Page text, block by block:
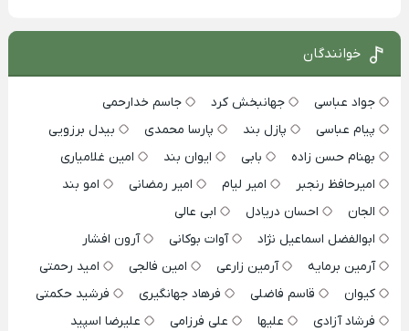
خوانندگان
جواد عباسی جهانبخش کرد
جاسم خدارحمی
پیام عباسی
پازل بند پارسا محمدی
بیدل برزویی
بهنام حسن زاده
بابی ایوان بند
امین غلامیاری
امیرحافظ رنجبر
امیر لیام امیر رمضانی
امو بند
الجان
احسان دریادل
ابی عالی
ابوالفضل اسماعیل نژاد
آوات بوکانی
آرون افشار
آرمین برمایه
آرمین زارعی امین فالجی
امید رحمتی
کیوان
قاسم فاضلی فرهاد جهانگیری
فرشید حکمتی
فرشاد آزادی
علیها علی فرزامی
علیرضا اسپید